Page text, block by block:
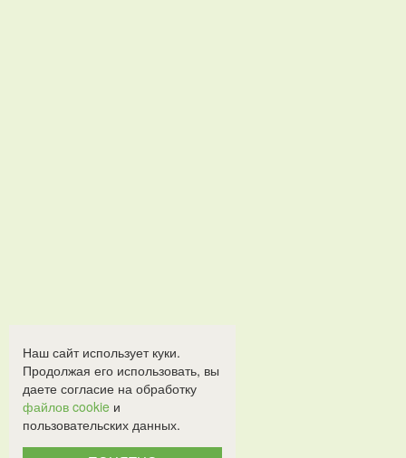
Наш сайт использует куки.
Продолжая его использовать, вы
даете согласие на обработку
файлов cookie и
пользовательских данных.